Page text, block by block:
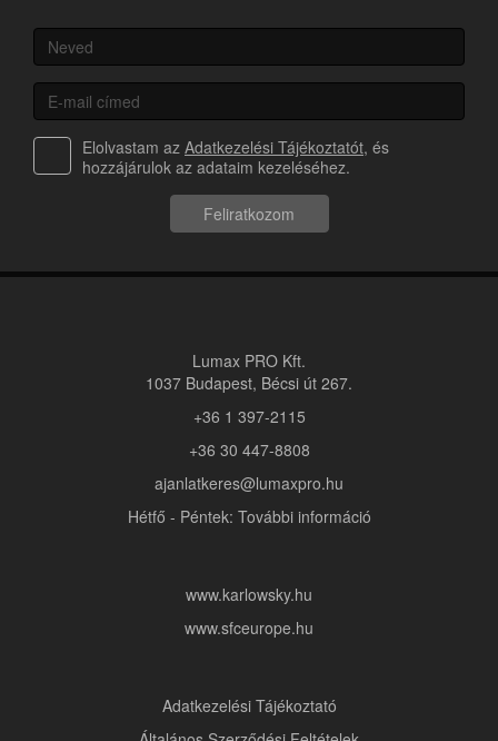
Elolvastam az Adatkezelési Tájékoztatót, és
hozzájárulok az adataim kezeléséhez.
Feliratkozom
Lumax PRO Kft.
1037 Budapest, Bécsi út 267.
+36 1 397-2115
+36 30 447-8808
ajanlatkeres@lumaxpro.hu
Hétfő - Péntek: További információ
www.karlowsky.hu
www.sfceurope.hu
Adatkezelési Tájékoztató